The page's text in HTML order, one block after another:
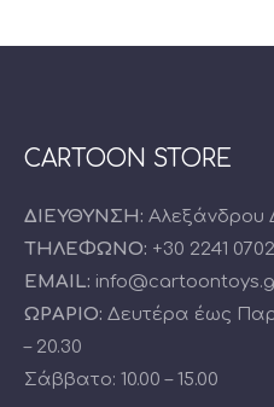
CARTOON STORE
ΔΙΕΥΘΥΝΣΗ: Αλεξάνδρου
ΤΗΛΕΦΩΝΟ: +30 2241
EMAIL:
ΩΡΑΡΙΟ: Δευτέρα έως
– 20.30
Σάββατο: 10.00 – 15.00